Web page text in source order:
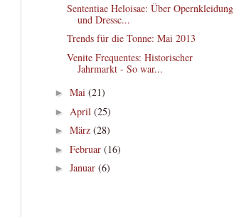
Sententiae Heloisae: Über Opernkleidung
und Dressc...
Trends für die Tonne: Mai 2013
Venite Frequentes: Historischer
Jahrmarkt - So war...
► Mai (21)
► April (25)
► März (28)
► Februar (16)
► Januar (6)